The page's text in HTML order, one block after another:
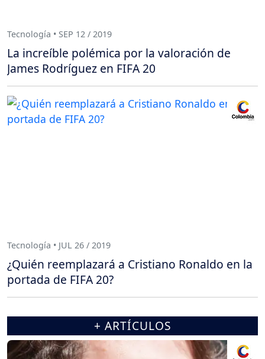
Tecnología • SEP 12 / 2019
La increíble polémica por la valoración de
James Rodríguez en FIFA 20
Tecnología • JUL 26 / 2019
¿Quién reemplazará a Cristiano Ronaldo en la
portada de FIFA 20?
+ ARTÍCULOS